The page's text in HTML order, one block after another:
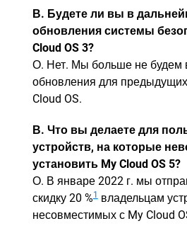
В. Будете ли вы в
обновления системы
Cloud OS 3?
О. Нет. Мы больше не будем
обновления для
Cloud OS.
В. Что вы делаете для
устройств, на которые
установить My Cloud OS 5?
О. В январе 2022 г. мы
скидку 20 %1 владельцам
несовместимых с My Cloud